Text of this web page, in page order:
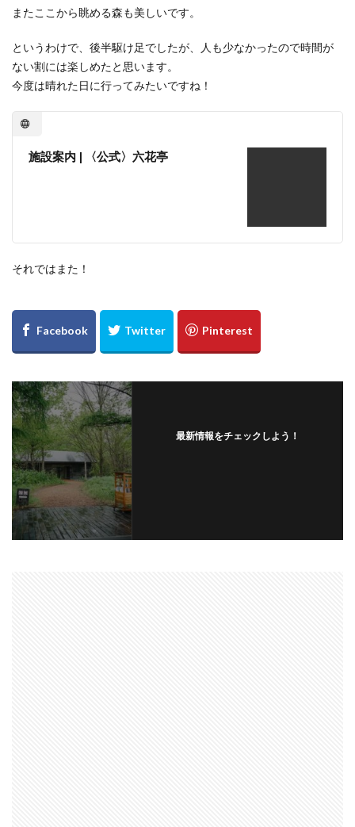
またここから眺める森も美しいです。
というわけで、後半駆け足でしたが、人も少なかったので時間が
ない割には楽しめたと思います。
今度は晴れた日に行ってみたいですね！
施設案内 | 〈公式〉六花亭
それではまた！
最新情報をチェックしよう！